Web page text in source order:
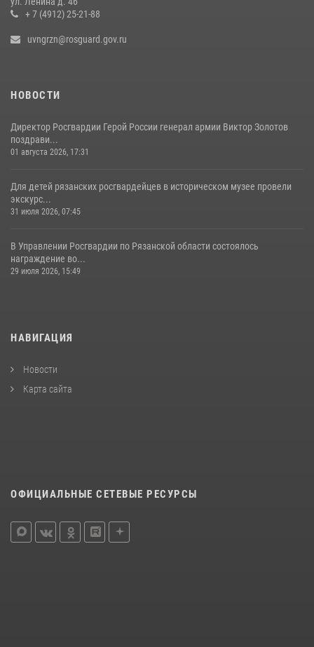
рассказал о службе во вневедомственной охране
+ 7 (4912) 25-21-88
uvngrzn@rosguard.gov.ru
НОВОСТИ
Директор Росгвардии Герой России генерал армии Виктор Золотов
поздрави...
01 августа 2026, 17:31
Для детей рязанских росгвардейцев в историческом музее провели
экскурс...
31 июля 2026, 07:45
В Управлении Росгвардии по Рязанской области состоялось
награждение во...
29 июля 2026, 15:49
НАВИГАЦИЯ
Новости
Карта сайта
ОФИЦИАЛЬНЫЕ СЕТЕВЫЕ РЕСУРСЫ